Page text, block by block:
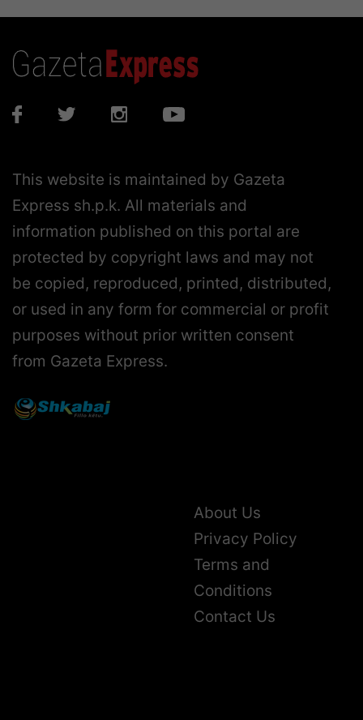
This website is maintained by Gazeta
Express sh.p.k. All materials and
information published on this portal are
protected by copyright laws and may not
be copied, reproduced, printed, distributed,
or used in any form for commercial or profit
purposes without prior written consent
from Gazeta Express.
About Us
Privacy Policy
Terms and
Conditions
Contact Us